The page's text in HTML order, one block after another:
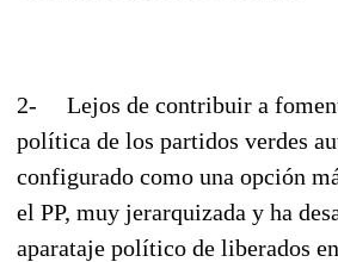
2- Lejos de contribuir a
política de los partidos verdes
configurado como una opción
el PP, muy jerarquizada y ha
aparataje político de liberados